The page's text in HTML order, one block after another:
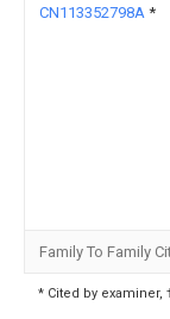
CN113352798A *
Family To Family
* Cited by examiner,